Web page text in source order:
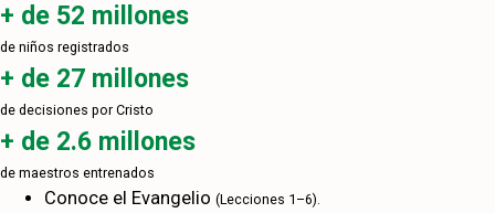
+ de 52 millones
de niños registrados
+ de 27 millones
de decisiones por Cristo
+ de 2.6 millones
de maestros entrenados
Conoce el Evangelio (Lecciones 1–6).